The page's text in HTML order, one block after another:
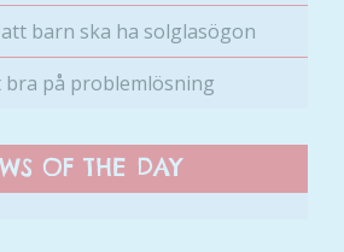
barn ska ha solglasögon
på problemlösning
OF THE DAY
Marknadsföring
intressen och ditt